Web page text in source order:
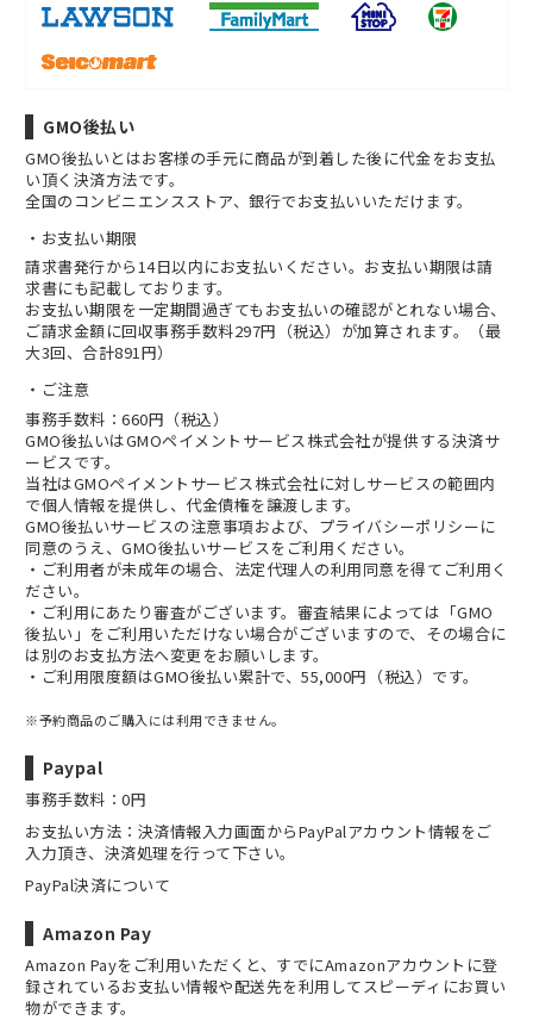
GMO後払い
GMO後払いとはお客様の手元に商品が到着した後に代金をお支払
い頂く決済方法です。
全国のコンビニエンスストア、銀行でお支払いいただけます。
お支払い期限
請求書発行から14日以内にお支払いください。お支払い期限は請
求書にも記載しております。
お支払い期限を一定期間過ぎてもお支払いの確認がとれない場合、
ご請求金額に回収事務手数料297円（税込）が加算されます。（最
大3回、合計891円）
ご注意
事務手数料：660円（税込）
GMO後払いはGMOペイメントサービス株式会社が提供する決済サ
ービスです。
当社はGMOペイメントサービス株式会社に対しサービスの範囲内
で個人情報を提供し、代金債権を譲渡します。
GMO後払いサービスの注意事項および、 プライバシーポリシーに
同意のうえ、GMO後払いサービスをご利用ください。
・ご利用者が未成年の場合、法定代理人の利用同意を得てご利用く
ださい。
・ご利用にあたり審査がございます。審査結果によっては「GMO
後払い」をご利用いただけない場合がございますので、その場合に
は別のお支払方法へ変更をお願いします。
・ご利用限度額はGMO後払い累計で、55,000円（税込）です。
※予約商品のご購入には利用できません。
Paypal
事務手数料：0円
お支払い方法：決済情報入力画面からPayPalアカウント情報をご
入力頂き、決済処理を行って下さい。
PayPal決済について
Amazon Pay
Amazon Payをご利用いただくと、すでにAmazonアカウントに登
録されているお支払い情報や配送先を利用してスピーディにお買い
物ができます。